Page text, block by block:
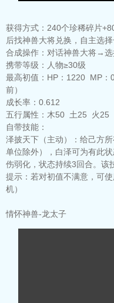
获得方式： 240个珍稀碎片
后找神兽大将兑换，自主选择
合成操作： 对话神兽大将→选
携带等级： 人物≥30级
最高初值： HP：1220 MP：
前）
成长率： 0.612
五行属性： 木50 土25 火25
自带技能：
泽披天下（主动）： 给己方
单位除外），白泽可为有此
伤弱化，状态持续3回合。该
提示： 若对初值不满意，可
机）
情怀神兽-龙太子